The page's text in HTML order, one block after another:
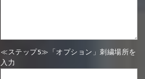
≪ステップ5≫「オプション」刺繍場所を
入力